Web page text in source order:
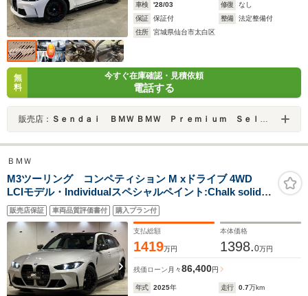
車検
'28/03 修復
なし
保証
保証付 整備
法定整備付
住所
宮城県仙台市太白区
無
料
今すぐ在庫確認・見積依頼
電話する
販売店： Ｓｅｎｄａｉ ＢＭＷ ＢＭＷ Ｐｒｅｍｉｕｍ Ｓｅｌｅｃｔｉｏｎ 仙台南
ＢＭＷ
M3ツーリング コンペティション M xドライブ 4WD
LCIモデル・Individualスペシャルペイント:Chalk solid・
Mカーボンエクステリアパッケージ・レザーメリノ ヤス
マリナブルー・Mカーボンファイバートリム・Mコンフォ
ートパッケージ・M Driveプロフェッショナル
販売店保証 車両品質評価書付 購入プラン付
支払総額
1419万円
本体価格
1398.0万円
残価ローン 月々86,400円
年式 2025年 走行 0.7万km